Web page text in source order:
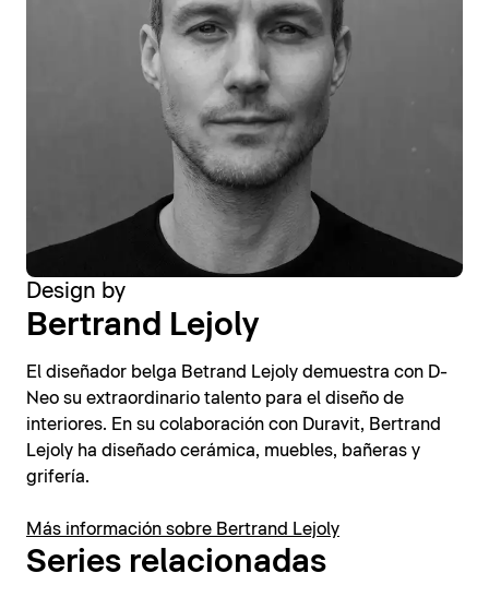
Design by
Bertrand Lejoly
El diseñador belga Betrand Lejoly demuestra con D-
Neo su extraordinario talento para el diseño de
interiores. En su colaboración con Duravit, Bertrand
Lejoly ha diseñado cerámica, muebles, bañeras y
grifería.
Más información sobre Bertrand Lejoly
Series relacionadas